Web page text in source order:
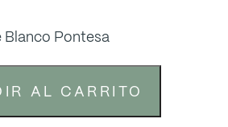
Blanco Pontesa
AL CARRITO